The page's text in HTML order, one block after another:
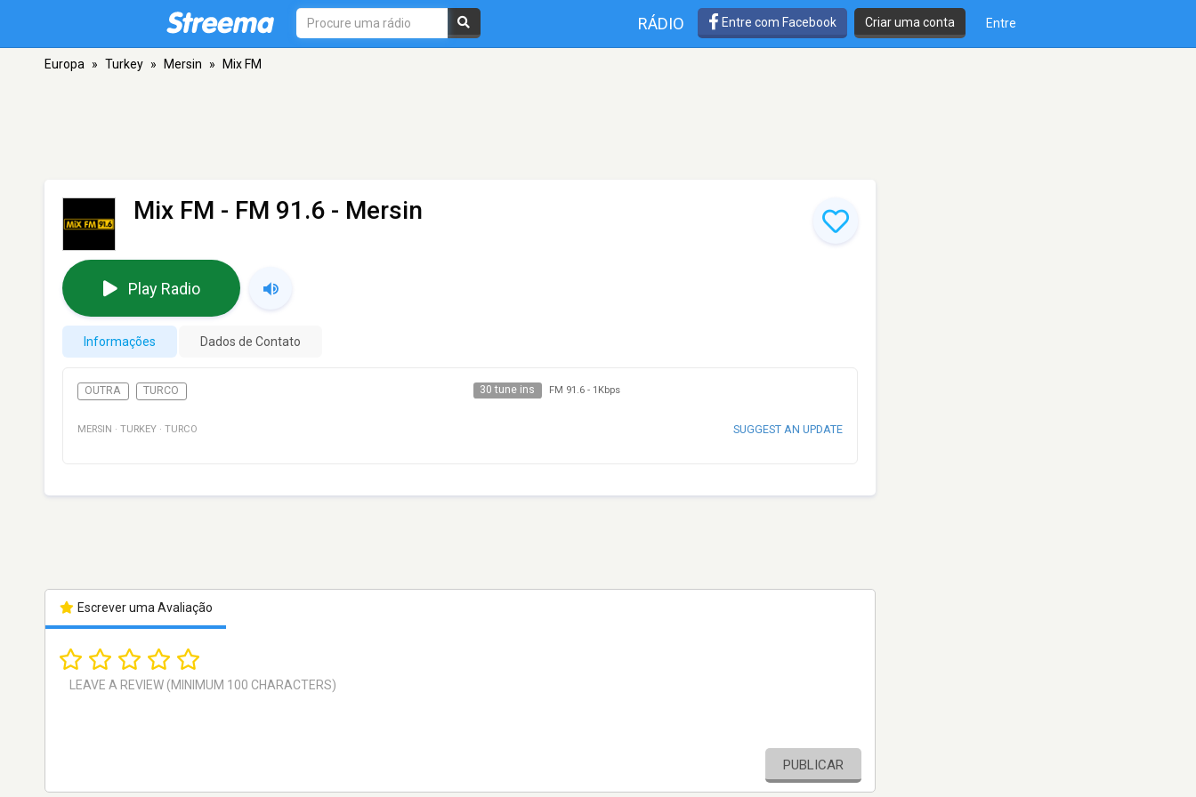
RÁDIO Entre com Facebook Criar uma conta Entre
Europa » Turkey » Mersin » Mix FM
Mix FM - FM 91.6 - Mersin
Play Radio
Informações Dados de Contato
OUTRA TURCO 30 tune ins FM 91.6- 1Kbps
MERSIN · TURKEY · TURCO SUGGEST AN UPDATE
Escrever uma Avaliação
PUBLICAR